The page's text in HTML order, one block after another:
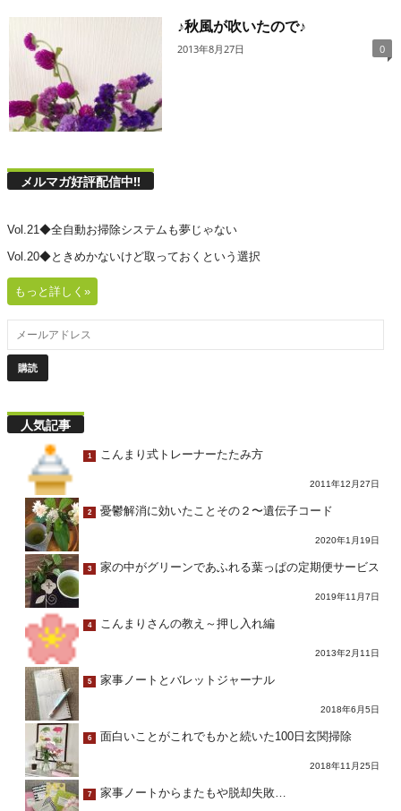
♪秋風が吹いたので♪
2013年8月27日 0
メルマガ好評配信中!!
Vol.21◆全自動お掃除システムも夢じゃない
Vol.20◆ときめかないけど取っておくという選択
もっと詳しく»
人気記事
1 こんまり式トレーナーたたみ方
2011年12月27日
2 憂鬱解消に効いたことその２〜遺伝子コード
2020年1月19日
3 家の中がグリーンであふれる葉っぱの定期便サービス
2019年11月7日
4 こんまりさんの教え～押し入れ編
2013年2月11日
5 家事ノートとバレットジャーナル
2018年6月5日
6 面白いことがこれでもかと続いた100日玄関掃除
2018年11月25日
7 家事ノートからまたもや脱却失敗…